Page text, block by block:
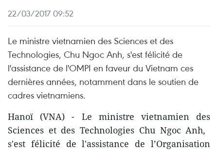
22/03/2017 09:52
Le ministre vietnamien des Sciences et des
Technologies, Chu Ngoc Anh, s'est félicité de
l'assistance de l'OMPI en faveur du Vietnam ces
dernières années, notamment dans le soutien de
cadres vietnamiens.
Hanoï (VNA) - Le ministre vietnamien des
Sciences et des Technologies Chu Ngoc Anh, ​
s'est félicité de l'assistance de l’Organisation